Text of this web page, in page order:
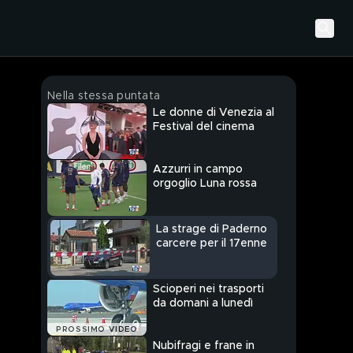
Nella stessa puntata
Le donne di Venezia al
Festival del cinema
Azzurri in campo
orgoglio Luna rossa
La strage di Paderno
carcere per il 17enne
PROSSIMO VIDEO
Scioperi nei trasporti
da domani a lunedì
Nubifragi e frane in